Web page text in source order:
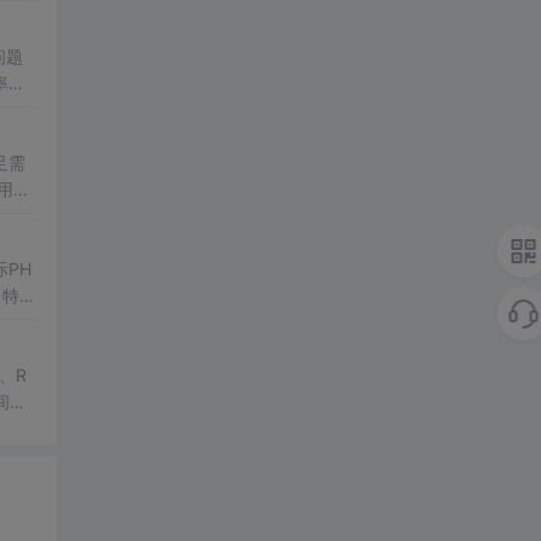
题
上
需
或
PH
别
R
实